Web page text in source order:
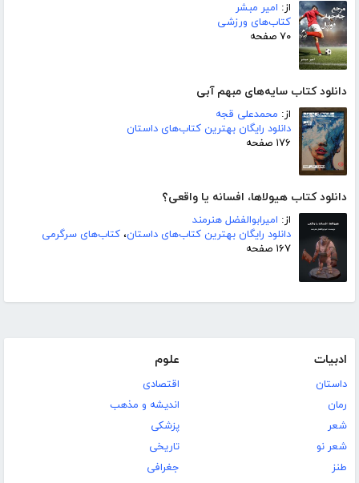
از: امیر مبشر
کتاب‌های ورزشی
۷۰ صفحه
دانلود کتاب سایه‌های مبهم آبی
از: محمدعلی قجه
دانلود رایگان بهترین کتاب‌های داستان
۱۷۶ صفحه
دانلود کتاب هیولاها، افسانه یا واقعی؟
از: امیرابوالفضل هنرمند
دانلود رایگان بهترین کتاب‌های داستان، کتاب‌های سرگرمی
۱۶۷ صفحه
ادبیات
داستان
رمان
شعر
شعر نو
طنز
علوم
اقتصادی
اندیشه و مذهب
پزشکی
تاریخی
جغرافی